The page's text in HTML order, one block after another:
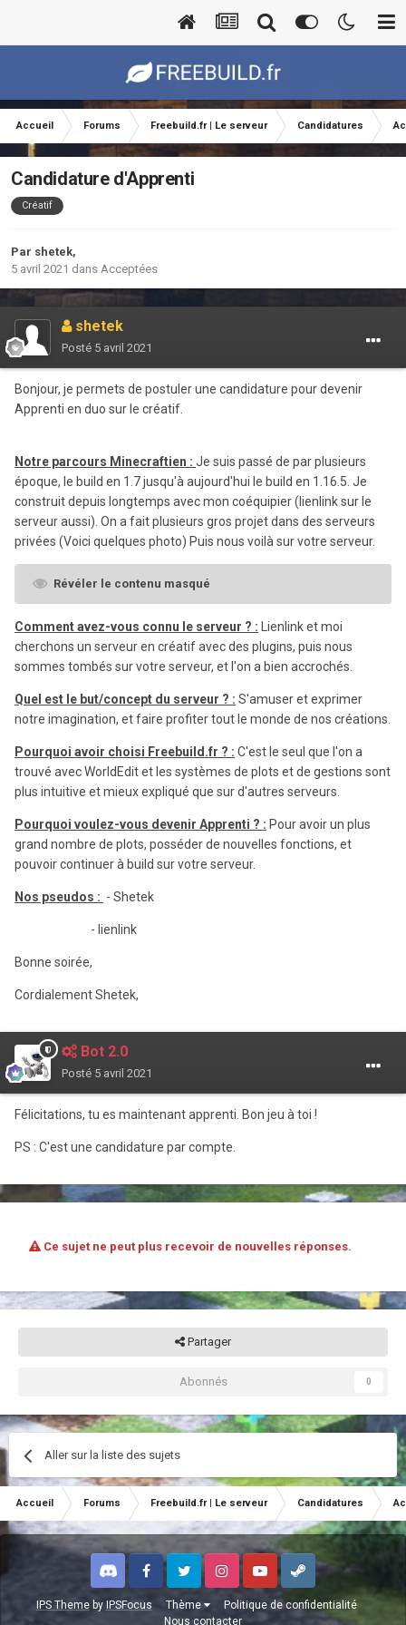
Accueil Forums Freebuild.fr | Le serveur Candidatures
Candidature d'Apprenti
Créatif
Par shetek,
5 avril 2021 dans Acceptées
shetek
Posté 5 avril 2021
Bonjour, je permets de postuler une candidature pour devenir
Apprenti en duo sur le créatif.
Notre parcours Minecraftien : Je suis passé de par plusieurs
époque, le build en 1.7 jusqu'à aujourd'hui le build en 1.16.5. Je
construit depuis longtemps avec mon coéquipier (lienlink sur le
serveur aussi). On a fait plusieurs gros projet dans des serveurs
privées (Voici quelques photo) Puis nous voilà sur votre serveur.
Révéler le contenu masqué
Comment avez-vous connu le serveur ? : Lienlink et moi
cherchons un serveur en créatif avec des plugins, puis nous
sommes tombés sur votre serveur, et l'on a bien accrochés.
Quel est le but/concept du serveur ? : S'amuser et exprimer
notre imagination, et faire profiter tout le monde de nos créations.
Pourquoi avoir choisi Freebuild.fr ? : C'est le seul que l'on a
trouvé avec WorldEdit et les systèmes de plots et de gestions sont
plus intuitive et mieux expliqué que sur d'autres serveurs.
Pourquoi voulez-vous devenir Apprenti ? : Pour avoir un plus
grand nombre de plots, posséder de nouvelles fonctions, et
pouvoir continuer à build sur votre serveur.
Nos pseudos : - Shetek
- lienlink
Bonne soirée,
Cordialement Shetek,
Bot 2.0
Posté 5 avril 2021
Félicitations, tu es maintenant apprenti. Bon jeu à toi !
PS : C'est une candidature par compte.
Ce sujet ne peut plus recevoir de nouvelles réponses.
Partager
Abonnés 0
Aller sur la liste des sujets
Accueil Forums Freebuild.fr | Le serveur Candidatures
IPS Themeby IPSFocus Thème
Politique de confidentialité
Nous contacter
Discord FacebookTwitter InstagramYoutubeSteam